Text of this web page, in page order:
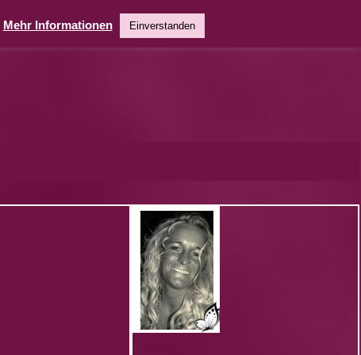
Mehr Informationen Einverstanden